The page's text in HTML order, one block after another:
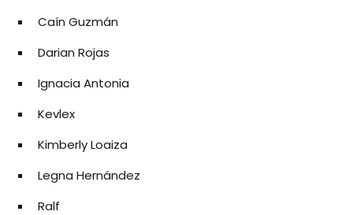
Caín Guzmán
Darian Rojas
Ignacia Antonia
Kevlex
Kimberly Loaiza
Legna Hernández
Ralf